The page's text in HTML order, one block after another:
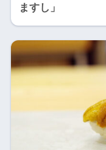
ますし」